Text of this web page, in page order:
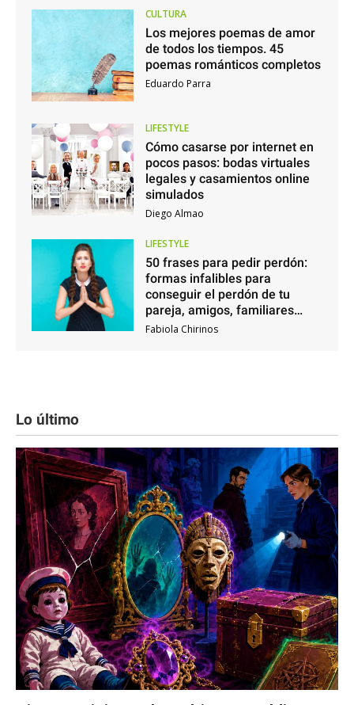
CULTURA
Los mejores poemas de amor
de todos los tiempos. 45
poemas románticos completos
Eduardo Parra
LIFESTYLE
Cómo casarse por internet en
pocos pasos: bodas virtuales
legales y casamientos online
simulados
Diego Almao
LIFESTYLE
50 frases para pedir perdón:
formas infalibles para
conseguir el perdón de tu
pareja, amigos, familiares…
Fabiola Chirinos
Lo último